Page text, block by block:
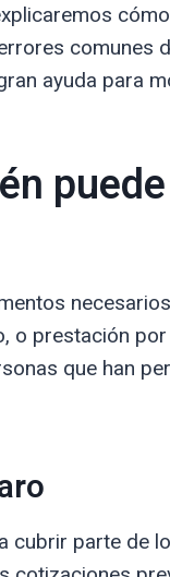
comunes
ayuda para
o prestación
que han
cubrir parte de